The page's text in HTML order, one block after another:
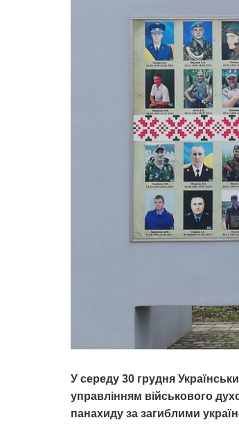
У середу 30 грудня
управлінням військового
панахиду за загиблими